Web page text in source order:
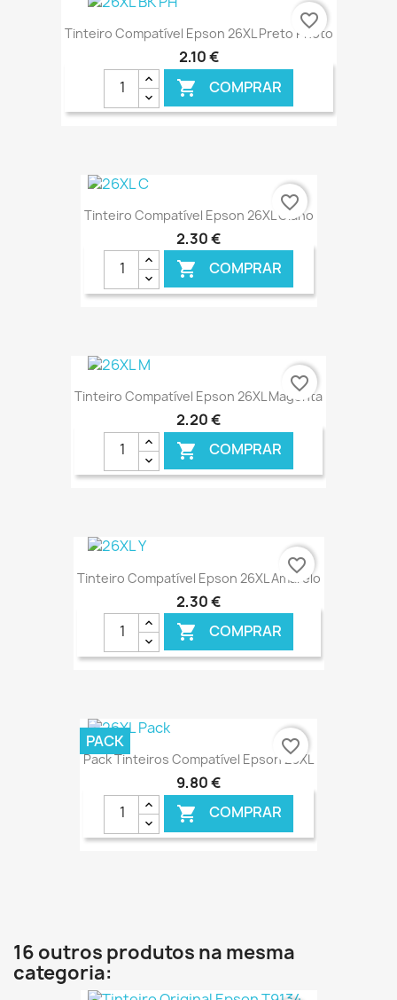
€ ONLINE
Tinteiro Compatível Epson 26XL Preto Photo
2,10 €
 COMPRAR
€ ONLINE
favorite_border
Tinteiro Compatível Epson 26XL Ciano
2,30 €
 COMPRAR
€ ONLINE
favorite_border
Tinteiro Compatível Epson 26XL Magenta
2,20 €
 COMPRAR
€ ONLINE
favorite_border
Tinteiro Compatível Epson 26XL Amarelo
2,30 €
 COMPRAR
€ ONLINE
favorite_border
Pack Tinteiros Compatível Epson 26XL
9,80 €
 COMPRAR
PACK favorite_border
16 outros produtos na mesma
categoria: